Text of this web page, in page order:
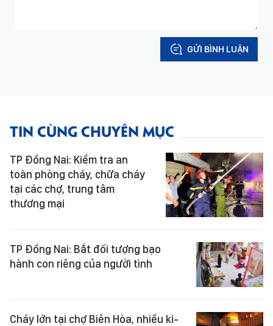
GỬI BÌNH LUẬN
TIN CÙNG CHUYÊN MỤC
TP Đồng Nai: Kiểm tra an
toàn phòng cháy, chữa cháy
tại các chợ, trung tâm
thương mại
TP Đồng Nai: Bắt đối tượng bạo
hành con riêng của người tình
Cháy lớn tại chợ Biên Hòa, nhiều ki-